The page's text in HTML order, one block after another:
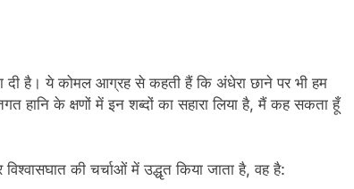
दी है। ये कोमल आग्रह से कहती हैं कि अंधेरा छाने पर भी हम
हानि के क्षणों में इन शब्दों का सहारा लिया है, मैं कह सकता हूँ
की चर्चाओं में उद्धृत किया जाता है, वह है: